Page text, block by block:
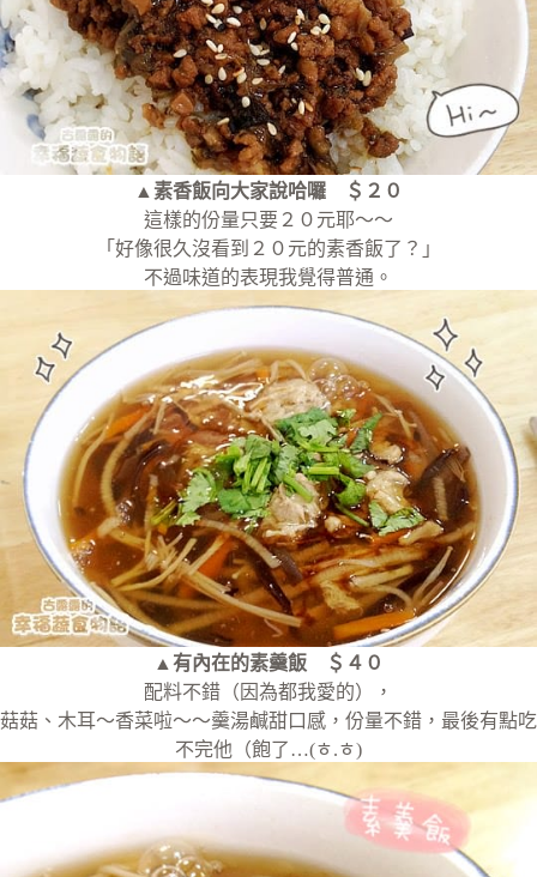
▲素香飯向大家說哈囉 ＄２０
這樣的份量只要２０元耶～～
「好像很久沒看到２０元的素香飯了？」
不過味道的表現我覺得普通。
▲有內在的素羹飯 ＄４０
配料不錯（因為都我愛的），
菇菇、木耳～香菜啦～～羹湯鹹甜口感，份量不錯，最後有點吃
不完他（飽了…(ㅎ.ㅎ)